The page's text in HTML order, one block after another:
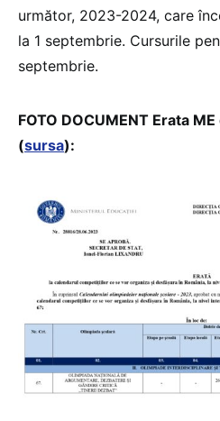
următor, 2023-2024, care
la 1 septembrie. Cursurile
septembrie.
FOTO DOCUMENT Erata
(sursa):